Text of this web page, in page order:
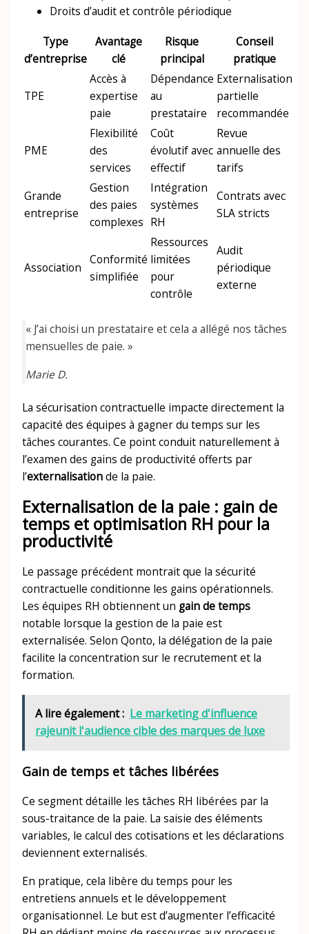
Droits d’audit et contrôle périodique
Type
d’entreprise
Avantage
clé
Risque
principal
Conseil
pratique
TPE
Accès à
expertise
paie
Dépendance
au
prestataire
Externalisation
partielle
recommandée
PME
Flexibilité
des
services
Coût
évolutif avec
effectif
Revue
annuelle des
tarifs
Grande
entreprise
Gestion
des paies
complexes
Intégration
systèmes
RH
Contrats avec
SLA stricts
Association
Conformité
simplifiée
Ressources
limitées
pour
contrôle
Audit
périodique
externe
« J’ai choisi un prestataire et cela a allégé nos tâches
mensuelles de paie. »
Marie D.
La sécurisation contractuelle impacte directement la
capacité des équipes à gagner du temps sur les
tâches courantes. Ce point conduit naturellement à
l’examen des gains de productivité offerts par
l’externalisationde la paie.
Externalisation de la paie : gain de
temps et optimisation RH pour la
productivité
Le passage précédent montrait que la sécurité
contractuelle conditionne les gains opérationnels.
Les équipes RH obtiennent un gain de temps
notable lorsque la gestion de la paie est
externalisée. Selon Qonto, la délégation de la paie
facilite la concentration sur le recrutement et la
formation.
A lire également : Le marketing d'influence
rajeunit l'audience cible des marques de luxe
Gain de temps et tâches libérées
Ce segment détaille les tâches RH libérées par la
sous-traitance de la paie. La saisie des éléments
variables, le calcul des cotisations et les déclarations
deviennent externalisés.
En pratique, cela libère du temps pour les
entretiens annuels et le développement
organisationnel. Le but est d’augmenter l’efficacité